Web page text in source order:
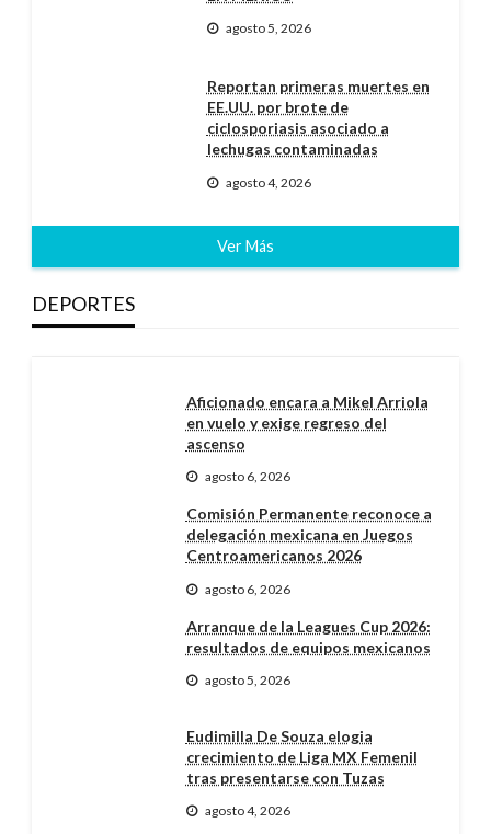
agosto 5, 2026
Reportan primeras muertes en
EE.UU. por brote de
ciclosporiasis asociado a
lechugas contaminadas
agosto 4, 2026
Ver Más
DEPORTES
Aficionado encara a Mikel Arriola
en vuelo y exige regreso del
ascenso
agosto 6, 2026
Comisión Permanente reconoce a
delegación mexicana en Juegos
Centroamericanos 2026
agosto 6, 2026
Arranque de la Leagues Cup 2026:
resultados de equipos mexicanos
agosto 5, 2026
Eudimilla De Souza elogia
crecimiento de Liga MX Femenil
tras presentarse con Tuzas
agosto 4, 2026